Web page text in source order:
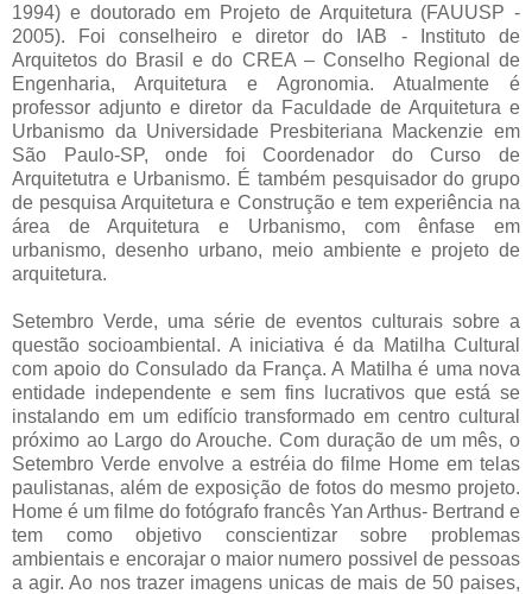
1994) e doutorado em Projeto de Arquitetura (FAUUSP -
2005). Foi conselheiro e diretor do IAB - Instituto de
Arquitetos do Brasil e do CREA – Conselho Regional de
Engenharia, Arquitetura e Agronomia. Atualmente é
professor adjunto e diretor da Faculdade de Arquitetura e
Urbanismo da Universidade Presbiteriana Mackenzie em
São Paulo-SP, onde foi Coordenador do Curso de
Arquitetutra e Urbanismo. É também pesquisador do grupo
de pesquisa Arquitetura e Construção e tem experiência na
área de Arquitetura e Urbanismo, com ênfase em
urbanismo, desenho urbano, meio ambiente e projeto de
arquitetura.
Setembro Verde, uma série de eventos culturais sobre a
questão socioambiental. A iniciativa é da Matilha Cultural
com apoio do Consulado da França. A Matilha é uma nova
entidade independente e sem fins lucrativos que está se
instalando em um edifício transformado em centro cultural
próximo ao Largo do Arouche. Com duração de um mês, o
Setembro Verde envolve a estréia do filme Home em telas
paulistanas, além de exposição de fotos do mesmo projeto.
Home é um filme do fotógrafo francês Yan Arthus- Bertrand e
tem como objetivo conscientizar sobre problemas
ambientais e encorajar o maior numero possivel de pessoas
a agir. Ao nos trazer imagens unicas de mais de 50 paises,